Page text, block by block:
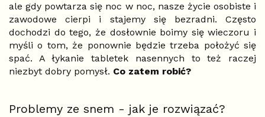
ale gdy powtarza się noc w noc, nasze życie osobiste i
zawodowe cierpi i stajemy się bezradni. Często
dochodzi do tego, że dosłownie boimy się wieczoru i
myśli o tom, że ponownie będzie trzeba położyć się
spać. A łykanie tabletek nasennych to też raczej
niezbyt dobry pomysł. Co zatem robić?
Problemy ze snem - jak je rozwiązać?